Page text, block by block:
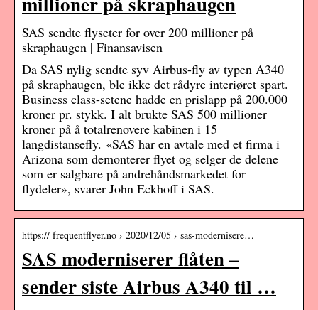
SAS sendte flyseter for over 200 millioner på
skraphaugen | Finansavisen
Da SAS nylig sendte syv Airbus-fly av typen A340
på skraphaugen, ble ikke det rådyre interiøret spart.
Business class-setene hadde en prislapp på 200.000
kroner pr. stykk. I alt brukte SAS 500 millioner
kroner på å totalrenovere kabinen i 15
langdistansefly. «SAS har en avtale med et firma i
Arizona som demonterer flyet og selger de delene
som er salgbare på andrehåndsmarkedet for
flydeler», svarer John Eckhoff i SAS.
https:// frequentflyer.no › 2020/12/05 › sas-modernisere…
SAS moderniserer flåten –
sender siste Airbus A340 til …